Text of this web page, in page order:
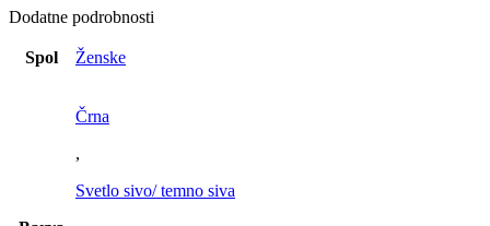
Dodatne podrobnosti
Spol Ženske
Črna
,
Svetlo sivo/ temno siva